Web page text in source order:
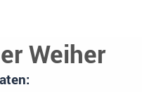
Weiher